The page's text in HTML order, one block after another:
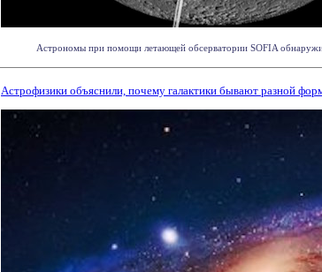
Астрономы при помощи летающей обсерватории SOFIA
Астрофизики объяснили, почему галактики бывают разной